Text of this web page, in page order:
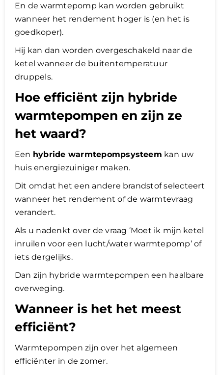
En de warmtepomp kan worden gebruikt
wanneer het rendement hoger is (en het is
goedkoper).
Hij kan dan worden overgeschakeld naar de
ketel wanneer de buitentemperatuur
druppels.
Hoe efficiënt zijn hybride
warmtepompen en zijn ze
het waard?
Een hybride warmtepompsysteem kan uw
huis energiezuiniger maken.
Dit omdat het een andere brandstof selecteert
wanneer het rendement of de warmtevraag
verandert.
Als u nadenkt over de vraag ‘Moet ik mijn ketel
inruilen voor een lucht/water warmtepomp’ of
iets dergelijks.
Dan zijn hybride warmtepompen een haalbare
overweging.
Wanneer is het het meest
efficiënt?
Warmtepompen zijn over het algemeen
efficiënter in de zomer.